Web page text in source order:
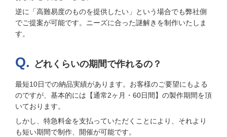
逆に「高難易度のものを提供したい」という場合でも弊社側
でご提案が可能です。ニーズに合った謎解きを制作いたしま
す。
どれくらいの期間で作れるの？
最短10日での納品実績があります。お客様のご要望にもよる
のですが、基本的には【通常2ヶ月・60日間】の製作期間を頂
いております。
しかし、特急料金を支払っていただくことにより、それより
も短い期間で制作、開催が可能です。